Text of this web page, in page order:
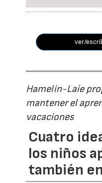
ver/
Hamelin-Laie
mantener el
vacaciones
Cuatro
los niños
también